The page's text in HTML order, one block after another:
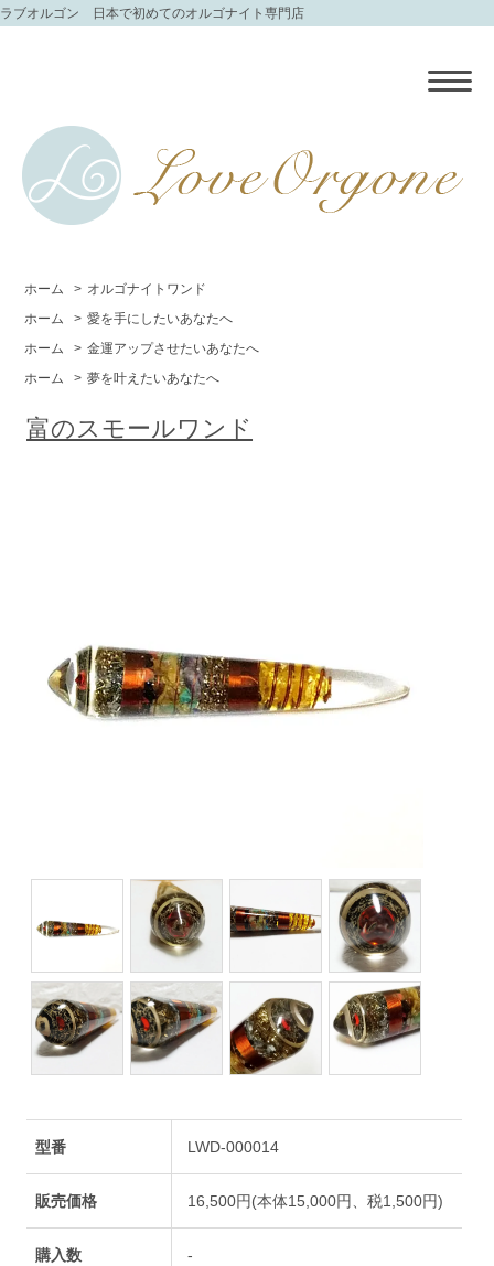
ラブオルゴン 日本で初めてのオルゴナイト専門店
ホーム > オルゴナイトワンド
ホーム
> 愛を手にしたいあなたへ
ホーム
> 金運アップさせたいあなたへ
ホーム
> 夢を叶えたいあなたへ
富のスモールワンド
型番 LWD-000014
販売価格 16,500円(本体15,000円、税1,500円)
購入数 -